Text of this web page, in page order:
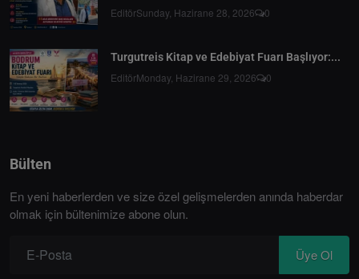
EditörSunday, Hazirane 28, 2026 0
Turgutreis Kitap ve Edebiyat Fuarı Başlıyor:...
EditörMonday, Hazirane 29, 2026 0
Bülten
En yeni haberlerden ve size özel gelişmelerden anında haberdar
olmak için bültenimize abone olun.
Üye Ol